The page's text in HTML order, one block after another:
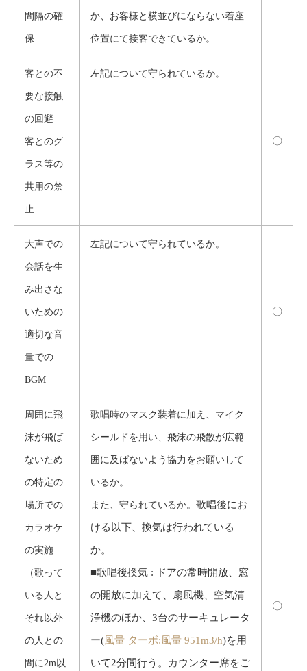
間隔の確
保
か、お客様と横並びにならない着座
位置にて接客できているか。
客との不
要な接触
の回避
客とのグ
ラス等の
共用の禁
止
左記について守られているか。
〇
大声での
会話を生
み出さな
いための
適切な音
量での
BGM
左記について守られているか。
〇
周囲に飛
沫が飛ば
ないため
の特定の
場所での
カラオケ
の実施
（歌って
いる人と
それ以外
の人との
間に2m以
歌唱時のマスク装着に加え、マイク
シールドを用い、飛沫の飛散が広範
囲に及ばないよう協力をお願いして
いるか。
また、守られているか。 歌唱後にお
ける以下、換気は行われている
か。
■歌唱後換気 : ドアの常時開放、窓
の開放に加えて、扇風機、空気清
浄機のほか、3台のサーキュレータ
ー(風量 ターボ:風量 951m3/h)を用
いて2分間行う。カウンター席をご
〇